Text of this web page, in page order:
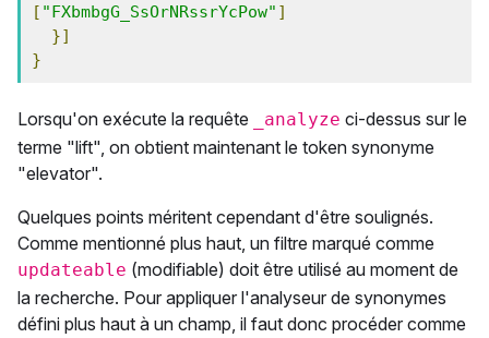
[ "FXbmbgG_SsOrNRssrYcPow" ]
}]
}
Lorsqu'on exécute la requête _analyze ci-dessus sur le
terme "lift", on obtient maintenant le token synonyme
"elevator".
Quelques points méritent cependant d'être soulignés.
Comme mentionné plus haut, un filtre marqué comme
updateable (modifiable) doit être utilisé au moment de
la recherche. Pour appliquer l'analyseur de synonymes
défini plus haut à un champ, il faut donc procéder comme